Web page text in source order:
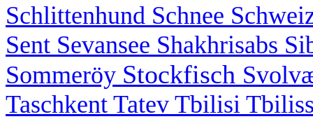
Schlittenhund Schnee
Sent Sevansee Shakhrisabs
Sommeröy Stockfisch
Taschkent Tatev Tbilisi